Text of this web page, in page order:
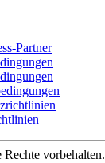
Partner
vorbehalten.